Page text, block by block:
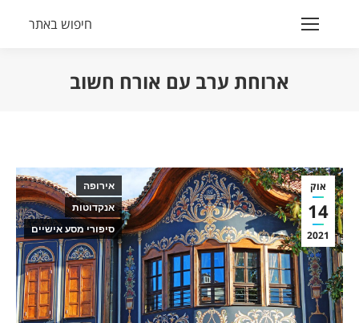
Search:
חיפוש באתר
ארוחת ערב עם אורח חשוב
אוק
14
2021
אירופה
אנקדוטות
סיפורי מסע אישיים